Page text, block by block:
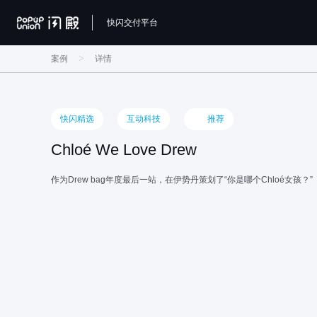
快闪交付平台
案例 > 详情
快闪精选 互动科技 推荐
Chloé We Love Drew
作为Drew bag年度最后一站，在伊势丹策划了“你是哪个Chloé女孩？”